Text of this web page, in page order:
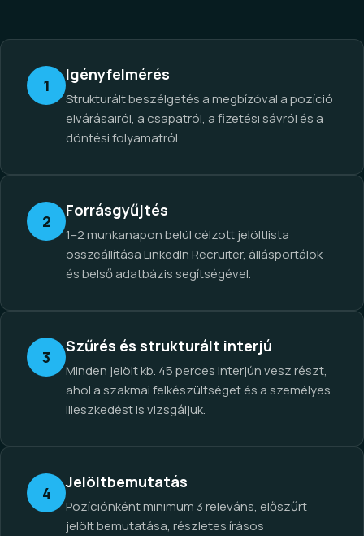
1
Igényfelmérés
Strukturált beszélgetés a megbízóval a pozíció
elvárásairól, a csapatról, a fizetési sávról és a
döntési folyamatról.
2
Forrásgyűjtés
1–2 munkanapon belül célzott jelöltlista
összeállítása LinkedIn Recruiter, állásportálok
és belső adatbázis segítségével.
3
Szűrés és strukturált interjú
Minden jelölt kb. 45 perces interjún vesz részt,
ahol a szakmai felkészültséget és a személyes
illeszkedést is vizsgáljuk.
4
Jelöltbemutatás
Pozíciónként minimum 3 releváns, előszűrt
jelölt bemutatása, részletes írásos